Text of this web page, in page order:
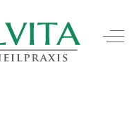
Off-